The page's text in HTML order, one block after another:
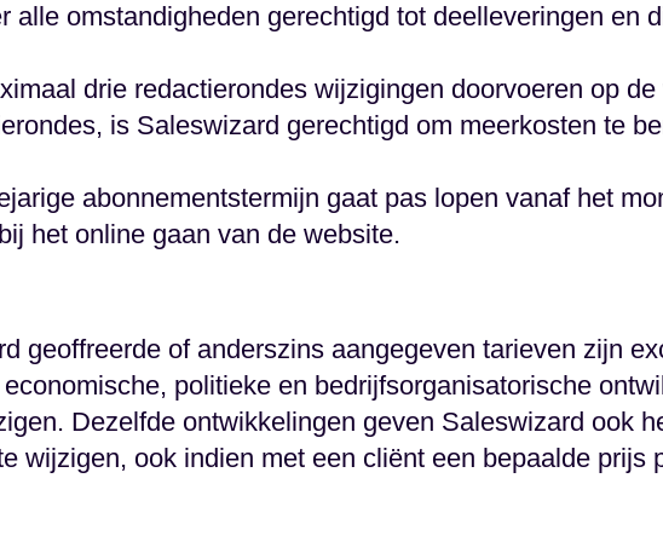
alle omstandigheden gerechtigd tot deelleveringen en
drie redactierondes wijzigingen doorvoeren op
is Saleswizard gerechtigd om meerkosten te
abonnementstermijn gaat pas lopen vanaf het
het online gaan van de website.
geoffreerde of anderszins aangegeven tarieven zijn
politieke en bedrijfsorganisatorische
Dezelfde ontwikkelingen geven Saleswizard ook
wijzigen, ook indien met een cliënt een bepaalde prijs